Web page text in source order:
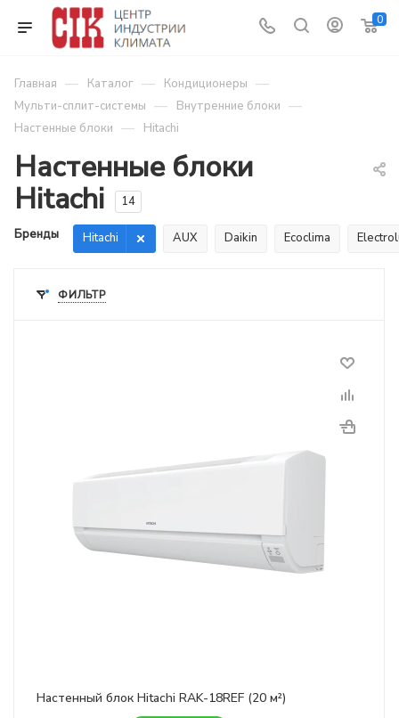
0
Главная — Каталог — Кондиционеры —
Мульти-сплит-системы — Внутренние блоки —
Настенные блоки — Hitachi
Настенные блоки
Hitachi
14
Бренды AUX Daikin Ecoclima
Hitachi
ФИЛЬТР
Настенный блок Hitachi RAK-18REF (20 м²)